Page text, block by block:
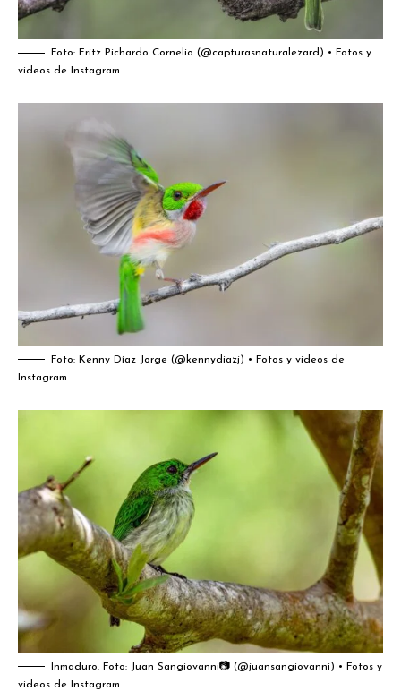
Foto: Fritz Pichardo Cornelio (@capturasnaturalezard) • Fotos y
videos de Instagram
Foto: Kenny Díaz Jorge (@kennydiazj) • Fotos y videos de
Instagram
Inmaduro. Foto: Juan Sangiovanni📷 (@juansangiovanni) • Fotos y
videos de Instagram.